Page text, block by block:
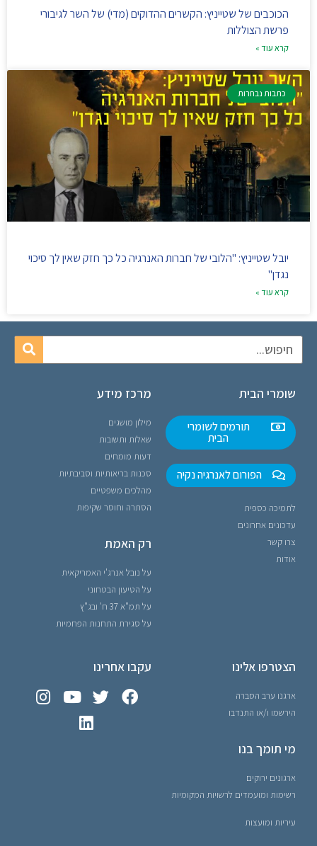
הכוכבים של שטייניץ: הקשרים ההדוקים (מדי) של השר לגיבורי
פרשת הצוללות
קרא עוד »
כתבות נבחרות
יובל שטייניץ: "הלובי של חברות האנרגיה כל כך חזק שאין לך סיכוי
נגדן"
קרא עוד »
שומרי הבית
תורמים לשומרי
הבית
הפורום לאנרגיה נקיה
לתמיכה כספית
עדכונים אחרונים
צרו קשר
אודות
מרכז מידע
מילון מושגים
שאלות ותשובות
דעות מומחים
סכנות בריאותיות וסביבתיות
מהלכים משפטיים
הסתרה וחוסר שקיפות
רק האמת
על נובל אנרג'י האמריקאית
על הטיעון הבטחוני
על תמ"א 37 ח' ובג"ץ
על סגירת התחנות הפחמיות
הצטרפו אלינו
ארגנו ערב הסברה
הירשמו ו/או התנדבו
מי תומך בנו
ארגונים ירוקים
רשימות ומועמדים לרשויות המקומיות
עיריות ומועצות
עקבו אחרינו